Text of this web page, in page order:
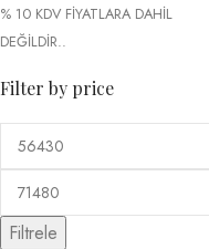
Filter by price
Filtrele
% 10 KDV FİYATLARA DAHİL
DEĞİLDİR..